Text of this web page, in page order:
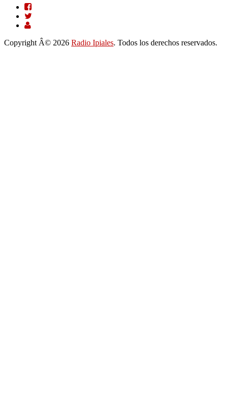
Copyright Â© 2026 Radio Ipiales. Todos los derechos reservados.